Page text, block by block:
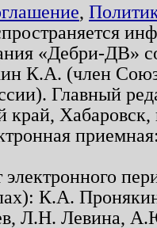
,
«Дебри-ДВ»
К.А. (член
Главный
край,
К.А.
Л.Н. Левина,